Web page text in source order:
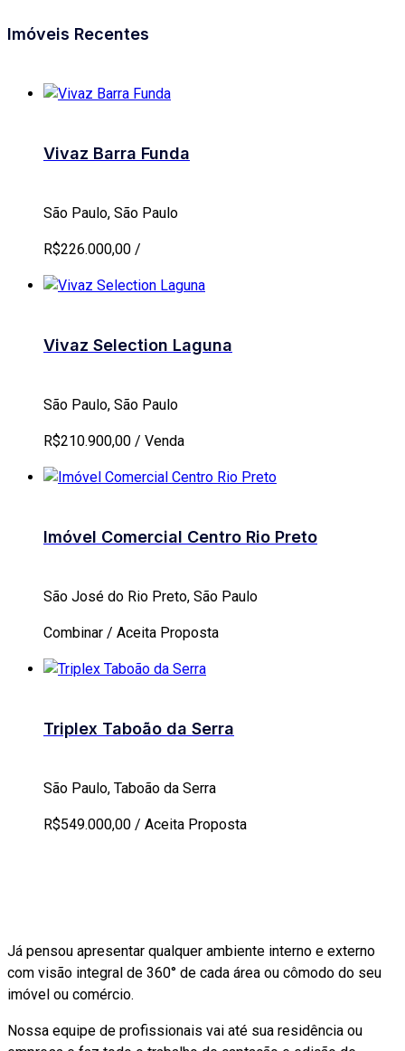
Imóveis Recentes
Vivaz Barra Funda
São Paulo, São Paulo
R$226.000,00 /
Vivaz Selection Laguna
São Paulo, São Paulo
R$210.900,00 / Venda
Imóvel Comercial Centro Rio Preto
São José do Rio Preto, São Paulo
Combinar / Aceita Proposta
Triplex Taboão da Serra
São Paulo, Taboão da Serra
R$549.000,00 / Aceita Proposta
Já pensou apresentar qualquer ambiente interno e externo
com visão integral de 360° de cada área ou cômodo do seu
imóvel ou comércio.
Nossa equipe de profissionais vai até sua residência ou